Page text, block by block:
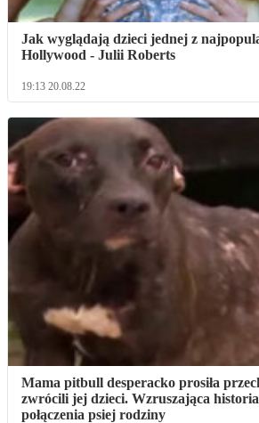
Jak wyglądają dzieci jednej z
Hollywood - Julii Roberts
19:13 20.08.22
Mama pitbull desperacko prosiła
zwrócili jej dzieci. Wzruszająca
połączenia psiej rodziny